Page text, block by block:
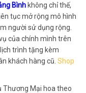
Bình không chỉ thế,
tục mở rộng mô hình
người sử dụng rộng.
của chính mình trên
trình tặng kèm
khách hàng cũ. Shop
Thương Mại hoa theo